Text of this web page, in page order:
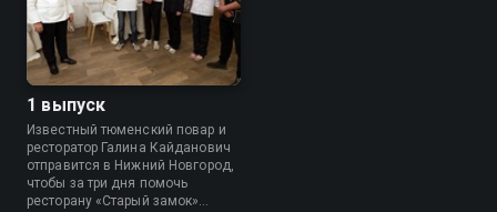
1 выпуск
Известный тюменский повар и
ресторатор Галина Кайданович
отправится в Нижний Новгород,
чтобы за три дня помочь
ресторану «Старый замок»